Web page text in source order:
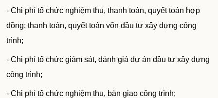
- Chi phí tổ chức nghiệm thu, thanh toán, quyết toán hợp
đồng; thanh toán, quyết toán vốn đầu tư xây dựng công
trình;
- Chi phí tổ chức giám sát, đánh giá dự án đầu tư xây dựng
công trình;
- Chi phí tổ chức nghiệm thu, bàn giao công trình;